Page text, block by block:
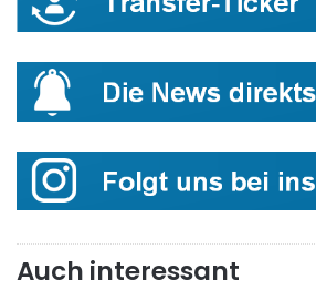
Auch interessant